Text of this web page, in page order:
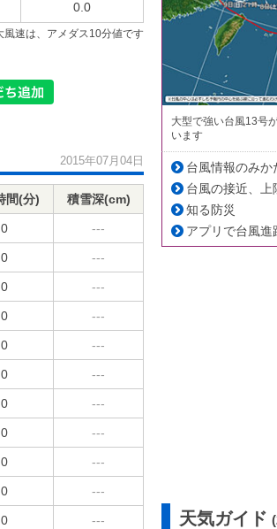
0.0
速は、アメダス10分値です
2015年07月04日
間(分) 積雪深(cm)
0 ---
0 ---
0 ---
0 ---
0 ---
0 ---
0 ---
0 ---
0 ---
0 ---
0 ---
大型で強い台風13号
います
台風情報のみか
台風の接近、上
知る防災
アプリで台風進
天気ガイド